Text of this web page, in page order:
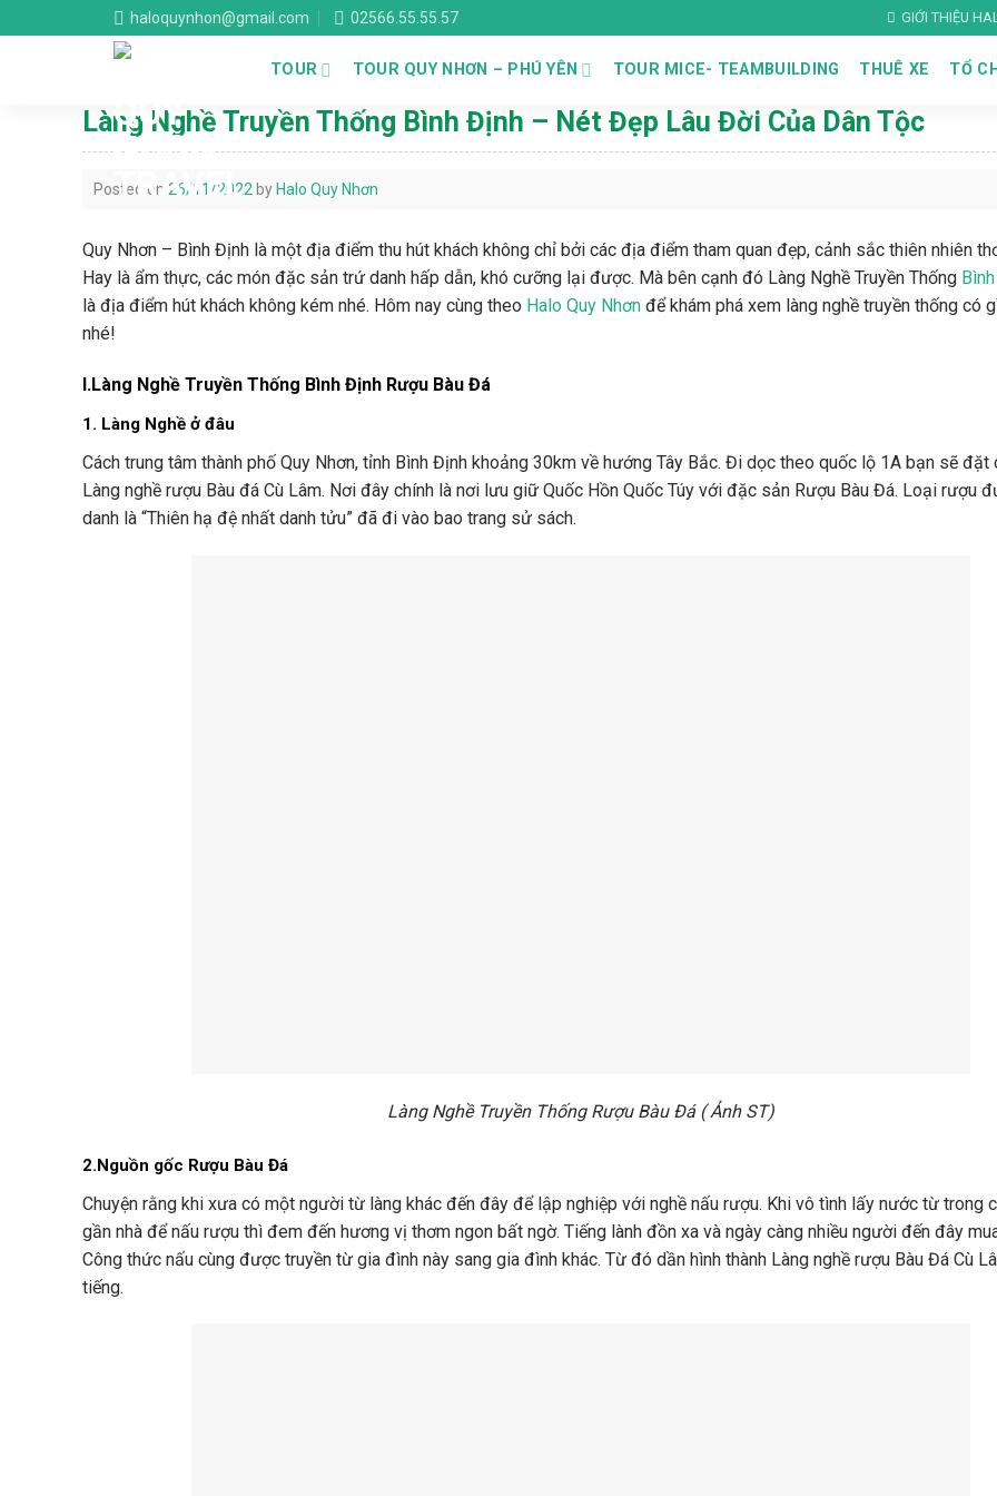
to
haloquynhon@gmail.com 02566.55.55.57 GIỚI THIỆU
TOUR TOUR QUY NHƠN – PHÚ YÊN TOUR MICE- TEAMBUILDING THUÊ XE TỔ
Làng Nghề Truyền Thống Bình Định – Nét Đẹp Lâu Đời Của Dân Tộc
Posted on 26/11/2022 by Halo Quy Nhơn
Quy Nhơn – Bình Định là một địa điểm thu hút khách không chỉ bởi các địa điểm tham quan đẹp, cảnh sắc thiên nhiên
Hay là ẩm thực, các món đặc sản trứ danh hấp dẫn, khó cưỡng lại được. Mà bên cạnh đó Làng Nghề Truyền Thống
là địa điểm hút khách không kém nhé. Hôm nay cùng theo Halo Quy Nhơn để khám phá xem làng nghề truyền thống có
nhé!
I.Làng Nghề Truyền Thống Bình Định Rượu Bàu Đá
1. Làng Nghề ở đâu
Cách trung tâm thành phố Quy Nhơn, tỉnh Bình Định khoảng 30km về hướng Tây Bắc. Đi dọc theo quốc lộ 1A bạn sẽ đặt
Làng nghề rượu Bàu đá Cù Lâm. Nơi đây chính là nơi lưu giữ Quốc Hồn Quốc Túy với đặc sản Rượu Bàu Đá. Loại rượu
danh là “Thiên hạ đệ nhất danh tửu” đã đi vào bao trang sử sách.
Làng Nghề Truyền Thống Rượu Bàu Đá ( Ảnh ST)
2.Nguồn gốc Rượu Bàu Đá
Chuyện rằng khi xưa có một người từ làng khác đến đây để lập nghiệp với nghề nấu rượu. Khi vô tình lấy nước từ trong
gần nhà để nấu rượu thì đem đến hương vị thơm ngon bất ngờ. Tiếng lành đồn xa và ngày càng nhiều người đến đây
Công thức nấu cùng được truyền từ gia đình này sang gia đình khác. Từ đó dần hình thành Làng nghề rượu Bàu Đá Cù
tiếng.